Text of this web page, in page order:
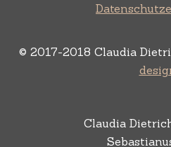
© 2017-2018 Claudia
Claudia